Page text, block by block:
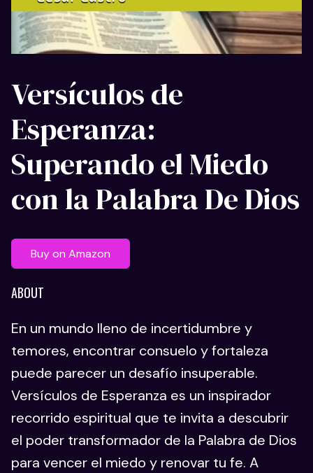
Versículos de
Esperanza:
Superando el Miedo
con la Palabra De Dios
Buy on Amazon
ABOUT
En un mundo lleno de incertidumbre y
temores, encontrar consuelo y fortaleza
puede parecer un desafío insuperable.
Versículos de Esperanza es un inspirador
recorrido espiritual que te invita a descubrir
el poder transformador de la Palabra de Dios
para vencer el miedo y renovar tu fe. A